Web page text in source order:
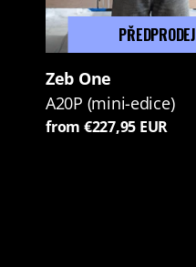
PŘEDPRODEJ
Zeb One
A20P (mini-edice)
from €227,95 EUR